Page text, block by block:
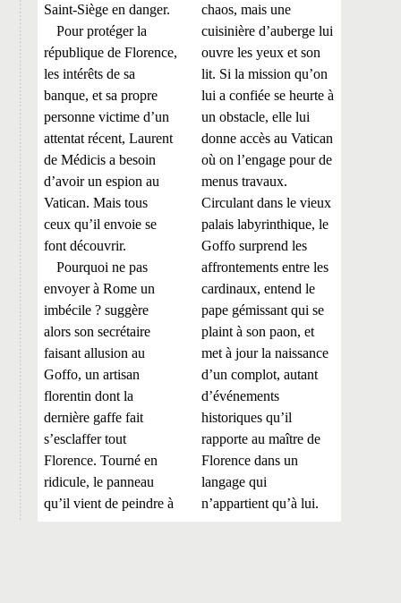
Saint-Siège en danger.
Pour protéger la
république de Florence,
les intérêts de sa
banque, et sa propre
personne victime d’un
attentat récent, Laurent
de Médicis a besoin
d’avoir un espion au
Vatican. Mais tous
ceux qu’il envoie se
font découvrir.
Pourquoi ne pas
envoyer à Rome un
imbécile ? suggère
alors son secrétaire
faisant allusion au
Goffo, un artisan
florentin dont la
dernière gaffe fait
s’esclaffer tout
Florence. Tourné en
ridicule, le panneau
qu’il vient de peindre à
chaos, mais une
cuisinière d’auberge lui
ouvre les yeux et son
lit. Si la mission qu’on
lui a confiée se heurte à
un obstacle, elle lui
donne accès au Vatican
où on l’engage pour de
menus travaux.
Circulant dans le vieux
palais labyrinthique, le
Goffo surprend les
affrontements entre les
cardinaux, entend le
pape gémissant qui se
plaint à son paon, et
met à jour la naissance
d’un complot, autant
d’événements
historiques qu’il
rapporte au maître de
Florence dans un
langage qui
n’appartient qu’à lui.